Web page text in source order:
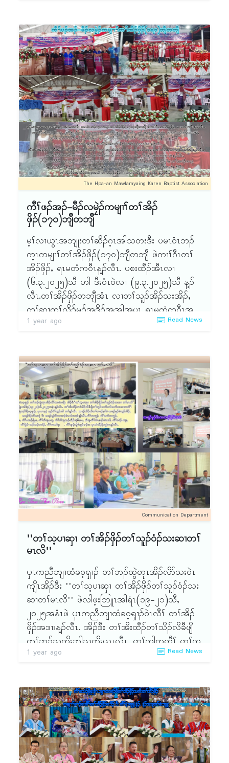
တၢ်ခံးတစု တုၤဒၣ်လဲ၁်ကမျၢၢ်က့ၤက့ၤဝဲန့ၣ် တထံၣ်လၢၤ
ဘၣ်တၢ်ဘၣ်လီၤ. ၂ဝ၂၅ နံၣ်တနံၣ်အံၤစ့ၢ်ကီး ကီၢ်တၢ်
အိၣ်ဖှိၣ်လီၤဘၣ်ကဒီးဖဲ ချၢၣ်ဖူတၢ်အိၣ်ဖှိၣ်ဒီး ကီၢ်နဲၣ်ရွဲၣ်
သရၣ်ဒိၣ်ဒီးကထၢၣ်စဲမၢၣ်ထိဒိးပ၁်စုၦဲၤထီၣ် (၂၅)နံၣ်
တီတီဖဲ ချၢၣ်ဖူတၢ်အိၣ်ဖှိၣ်အံၤန့ၣ်လီၤ. သရၣ်ဒိၣ်ဒီးက
ထၢၣ်စဲမၢၣ်ထိဒိးပ၁်စုၦဲၤထီၣ် (၂၅) နံၣ် ဘၣ်ဆၣ်တ
တဲၦၤအဂၤဘၣ်. ဘၣ်ဆၣ်ခီဖျိလၢ အတၢ်စံးတၢ်ကတိၤ
တနီၤအဃိ ဝဲၤလီၢ်ၦၤမၤသကိးတၢ်တနီၤသ့ၣ်ညါထွဲဝဲဒီး
ဝဲၤလီၢ်ၦၤမၤသကိးတၢ်သ့ၣ်တဖၣ် တၢၣ်ပီၣ်တီပီၣ်လိ၁်သ
ကိးသး ဘၣ်ဃးကမၤလၤကပီၤကီၢ်နဲၣ်ရွဲၣ် သရၣ်ဒိၣ်ဒီး
ကထၢၣ်စဲမၢၣ်ထိ အဂ့ၢ်န့ၣ်လီၤ. ၦၤကမၤလၤကပီၤအီၤ
အဂ့ၢ်န့ၣ် အဝဲတသ့ၣ်ညါဝဲဘၣ်. ဒီးဆၢကတီၢ်အခါဖဲန့ၣ်
ကီၢ်နဲၣ်ရွဲၣ်သရၣ်ဒိၣ်ဒီးကထၢၣ်စဲမၢၣ်ထိန့ၣ် အမဲဆါအိၣ်
တဆူၣ်ဒီး မံဘၣ်အသးလီၤ. ၦၤလၢကတဲ၁်ကတီၤတၢ်
သ့ၣ်တဖၣ် ခိဝဲလၢကဂဲၤဆၢထၢၣ်ႇ ဒီးဖဲအဝဲဂဲၤဆၢထၢၣ်
အခါန့ၣ် သရၣ်ဒိၣ်ဆၣ်မုၢ်နၤလဲၤကိးထီၣ်အီၤတဘျီဃီႇ
ဆှၢထီၣ်အီၤဆူ ပျဲၢ်စီၤခိၣ်လၢ ၦၤကမၤလၤကပီၤအီၤအ
ဂီၢ်န့ၣ်လီၤ. ဘၣ်ဆၣ်လၢတၢ်ဂ့ၢ်မနုၤလဲၣ်ဒု တမ့ၢ်လၢကီၢ်
နဲၣ်ရွဲၣ်တသ့ၣ်ညါဆိဝဲဘၣ်. ပမၤလၤကပီၤဘၣ်အီၤလၢ
အတၢ်ဒိးပ၁်စုၦဲၤထီၣ် (၂၅) နံၣ်တဘျီအံၤဆူၣ်ဆူၣ်ဘှဲၣ်
ဘှဲၣ်အဃိ ပသူၣ်ခုသးခုႇ သူၣ်မံသးမု၁်ဘၣ်ဒိၣ်မးန့ၣ်
လီၤ. ကီၢ်နဲၣ်ရွဲၣ်သရၣ်ဒိၣ်ဒီးကထၢၣ်စဲမၢၣ်ထိအံၤ မ့ၢ်ခိၣ်
လၢပကီၢ်ဝဲၤလီၢ်အပူၤ အဝဲတကွၢ်ဒိၣ်ဆံးတၢ်ႇ တကွၢ်
တၢ်အဒူၣ်အဆၢနီတမံၤဘၣ်. အဝဲအဲၣ်ဝဲဒၣ် အၦၤမၤသ
ကိးတၢ်သ့ၣ်တဖၣ်ကိးဂၤဒ်အဖိအသိးႇ ဒ်တံၤသကိးဘူး
ဘူးတံၢ်တံၢ်အသိးဒီး ဒ်အဟံၣ်ဖိဃီဖိအသိးန့ၣ်လီၤ. က
တီၢ်နၣ်ရံၣ်ခဲအံၤ အဝဲအိၣ်ဘှံးလၢ ကီၢ်နဲၣ်ရွဲၣ်အလီၢ်ဒီး
ပသးဒုတမု၁်စ့ၢ်ကီးဘၣ်. ဘၣ်ဆၣ်ဒ်တၢ်ကတိၤဖိတဘီ
တဲဝဲအသိး ''ၦၤတစိၤလဲၤ ဒီးၦၤတစိၤဟဲ'' အသိးန့ၣ်
တၢ်လီၢ်လံၤတဖၣ်ပူၤကွံ၁်ဒီး တၢ်အသီတဖၣ်ဘၣ်ဟံး
ထီၣ်ဖီၣ်ထီၣ်က့ၤတၢ်န့ၣ်လီၤ. ပခိၣ်ပနၢ်လၢအမ့ၢ် သရၣ်
ဒိၣ်ဒီးကထၢၣ်စဲမၢၣ်ထိ ဒီးသရၣ်အၤစဘၢးဘံဘံၣ်သ့ၣ်တ
ဖၣ်အံၤ မ့ၢ်တအိၣ်လၢပသိးပကျါလၢ ကီၢ်အတၢ်ဖံးတၢ်
မၤအပူၤဘၣ်ဆၣ် အဝဲသ့ၣ်မ့ၢ်ပခိၣ်ပနၢ်လၢအဂ့ၤဝဲလၢပ
ဂီၢ်ႇ ဒီးလၢၦၤအါဂၤအဂီၢ်ထီဘိန့ၣ်လီၤ. ပပ၁်လုၢ်ပ၁်ၦ့ၤ
ဘၣ်အဝဲသ့ၣ်ႇ ပပ၁်ဂံၢ်ပ၁်ဘါဘၣ်အဝဲသ့ၣ်ထီဘိလၢ ပ
ပူၤစ့ၢ်ကီး ပဆၢဒီးမုၢ်လၢ်လၢ ကဟ့ၣ်ကူၣ်ဟ့ၣ်ဖးဘၣ်ၦၤႇ
ဒီးဟ့ၣ်ဂံၢ်ဟ့ၣ်ဘါဘၣ်ၦၤထီဘိန့ၣ်လီၤ.
သန၁်က့ မ့ၢ်လၢကစၢ်ယွၤအဘျုးအဖှိၣ်အဃိ ပမၤဝံၤ
ဘၣ်က့ၤကီၢ်တၢ်အိၣ်ဖှိၣ်ရိဖှိၣ်သ့ၣ်တဖၣ်န့ၣ်လီၤ. ထဲဒၣ်
လၢ ကရူၢ်(၃)န့ၣ် အိၣ်ဒီး တၢ်သုးလီၢ်သုးကျဲအဃိပဆၢ
လၢ သုကသ့ၣ်နီၣ်ၦၤလၢတၢ်ထုကဖၣ်န့ၣ်လီၤ.တၢ်အိၣ်
ဖှိၣ်တဘျီအံၤ ၦၤဟဲထီၣ်အိၣ်ဝဲ (၁၂ဝ)ဂၤ န့ၣ်လီၤ.
ဖဲ ၂၃.၃.၂ဝ၂၅ အနံၤ အိၣ်ဒီးတၢ်ပ၁်ထီၣ်ရု၁်
လူၢ်ကညီဘျၢထံခရံ၁်တၢ်အိၣ်ဖှိၣ်ႇ တၢ်အိၣ်ဖှိၣ်သရၣ်-
သရၣ်စီၤမၠးအ့ႇ သရၣ်စၢၤ- (၁)သရၣ်စီၤကန့လံးႇ
(၂)သရၣ်မုၣ်နီၢ်တဲဂ့ၤခူ တဖၣ်န့ၣ်လီၤ.
The Hpa-an Mawlamyaing Karen Baptist Association
ကီၢ်ဖၣ်အၣ်-မီၣ်လမၠဲၣ်ကမျၢၢ်တၢ်အိၣ်
ဖှိၣ်(၁၇ဝ)ဘျီတဘျီ
မ့ၢ်လၢယွၤအဘျုးတၢ်ဆိၣ်ဂ့ၤအါသတးဒီး ပမၤဝံၤဘၣ်
က့ၤကမျၢၢ်တၢ်အိၣ်ဖှိၣ်(၁၇ဝ)ဘျီတဘျီ ဖဲကၢၢ်ဂီၤတၢ်
အိၣ်ဖှိၣ်ႇ ရၤမတံကဝီၤန့ၣ်လီၤ. ပစးထီၣ်အီၤလၢ
(၆.၃.၂ဝ၂၅)သီ ဟါ ဒီးဝံၤဝဲလၢ (၉.၃.၂ဝ၂၅)သီ န့ၣ်
လီၤ.တၢ်အိၣ်ဖှိၣ်တဘျီအံၤ လၢတၢ်သူၣ်အိၣ်သးအိၣ်ႇ
တၢ်ဆၢတူၢ်လိ၁်မု၁်အဒိၣ်အအါအပူၤ ရၤမတံကဝီၤအ
တၢ်တူၢ်လိ၁် လၢၦဲၤလၢနီၢ်ခိဒီး နီၢ်သးန့ၣ်လီၤ. ၦၤဟဲ
ထူမ့ၢ်ဝဲ ''ဟံးဃ၁်ဂၢၢ်ကျၢၤဘျၢထံခရံ၁်ဖိတၢ်စူၢ်တၢ်
န၁်'' ဒ် ခဝ့ၡၢၣ်တၢ်တိ၁်ထူလၢ တနံၣ်ညါအံၤန့ၣ်လီၤ.
တၢ်အိၣ်ဖှိၣ်ဒီကတီၢ်လၢ ပနၢ်ဟူဘၣ်တၢ်ကစီၣ်တဖၣ်
တံၤသူၣ်တံၤသးဒီးန့ၢ်ဂံၢ်န့ၢ်ဘါလၢလၢၦဲၤၦဲၤန့ၣ်လီၤ. မုၢ်
ဆါခီပအိၣ်ဒီး တၢ်ဘူၣ်တၢ်ဘါဒီးတၢ်မၤလွံၢ်ကတီၢ်လၢ
ဟါခီတၢ်ဘါဝံၤကတီၢ်န့ၣ်အိၣ်ဒီး ထိၣ်မုၢ်နၤတၢ်သးဝံၣ်
ကရၢႇ အတၢ်ဟ့ၣ်ထီၣ်န့ၣ်လီၤ. လၢသးစၢ်အဂီၢ်အိၣ်စ့ၢ်
ကီးဒီး ဖျၢၣ်ပှီၢ်ဒီး ဖျၢၣ်ဃၤ တၢ်လိၣ်ကွဲသ့ၣ်တဖၣ်န့ၣ်
လီၤ. တၢ်အိၣ်ဖှိၣ်အါထီၣ်ဝဲတဖုအဃိ တၢ်အိၣ်ဖှိၣ်နီၣ်ဂံၢ်
ခဲလၢ၁်အိၣ်ဝဲ (၁၁ဝ)ဖှိၣ် န့ၣ်လီၤ.
1 year ago Read News
Communication Department
''တၢ်သ့ပၢဆှၢ တၢ်အိၣ်ဖှိၣ်တၢ်သူၣ်ဝံၣ်သးဆၢတၢ်
မၤလိ''
ၦၤကညီဘျၢထံခဝ့ၡၢၣ် တၢ်ဘၣ်ထွဲတုၤအိၣ်လိာ်သးဝဲၤ
ကျိၤအိၣ်ဒီး ''တၢ်သ့ပၢဆှၢ တၢ်အိၣ်ဖှိၣ်တၢ်သူၣ်ဝံၣ်သး
ဆၢတၢ်မၤလိ'' ဖဲလါဖ့းဘြူၤအါရံၤ(၁၉-၂၁)သီႇ
၂ဝ၂၅အနံၤဖဲ ၦၤကညီဘျၢထံခဝ့ၡၢၣ်ဝဲၤလီၢ် တၢ်အိၣ်
ဖှိၣ်အဒၢးန့ၣ်လီၤ. အိၣ်ဒီး တၢ်အိးထီၣ်တၢ်သိၣ်လိခီဖျိ
တၢ်ဘူၣ်သကိးဘါသကိးယွၤလီၤ. တၢ်ဘါကတီၢ် တၢ်က
စီၣ်ဘၣ်တၢ်ဟ့ၣ်ခီဟ့ၣ်နီၤလၢ သရၣ်မုၣ်ၡံထၣ်ဖီ(ၦၤပၢၤ
သီတသီလၢ သရၣ်ဒိၣ်တီသးဖှံ ဒီးသၢသီတသီလၢ သ
ရၣ်မုၣ်ဒီးကထၢၣ်ဖဲပလဲတဖၣ်န့ၣ်လီၤ. ကီၢ်လၢဟဲထီၣ်
တၢ်မၤလိတဖၣ်မ့ၢ်ဝဲ- ကီၢ်တကူၣ်ႇ ကီၢ်ပကိတကူၣ်ႇ
ကီၢ်မၠီမၠးႇ ကီၢ်ပသံၣ်မၠီမၠးႇ ကီၢ်တီအူပကူႇ ကီၢ်တီအူသၣ်
တီၣ်ဘှဲမိၤၦၤႇ တီအူကီၢ်ကဲၤခၢၣ်ကဲၤဘါႇ ကီၢ်ဒဝဲၣ်-
1 year ago Read News